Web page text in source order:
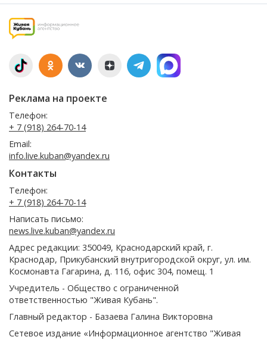
Реклама на проекте
Телефон:
+ 7 (918) 264-70-14
Email:
info.live.kuban@yandex.ru
Контакты
Телефон:
+ 7 (918) 264-70-14
Написать письмо:
news.live.kuban@yandex.ru
Адрес редакции: 350049, Краснодарский край, г.
Краснодар, Прикубанский внутригородской округ, ул. им.
Космонавта Гагарина, д. 116, офис 304, помещ. 1
Учредитель - Общество с ограниченной
ответственностью "Живая Кубань".
Главный редактор - Базаева Галина Викторовна
Сетевое издание «Информационное агентство "Живая